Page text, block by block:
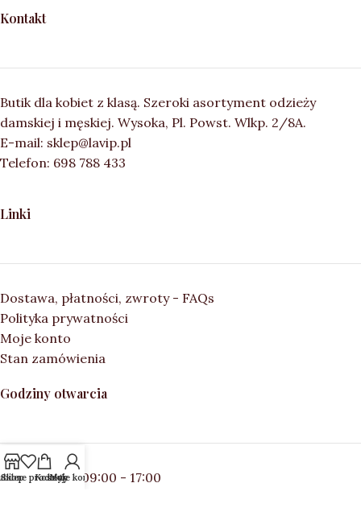
Kontakt
Butik dla kobiet z klasą. Szeroki asortyment odzieży
damskiej i męskiej. Wysoka, Pl. Powst. Wlkp. 2/8A.
E-mail: sklep@lavip.pl
Telefon: 698 788 433
Linki
Dostawa, płatności, zwroty - FAQs
Polityka prywatności
Moje konto
Stan zamówienia
Godziny otwarcia
Poniedziałek 09:00 - 17:00
Sklep produkty
Koszyk
Moje konto